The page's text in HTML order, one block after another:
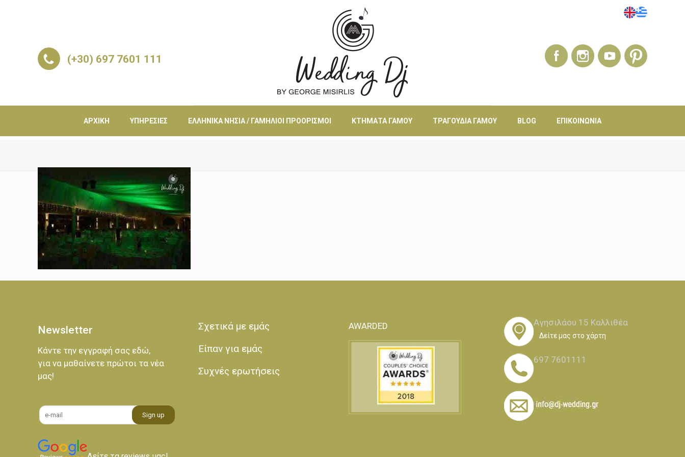
(+30) 697 7601 111
ΑΡΧΙΚΉ ΥΠΗΡΕΣΊΕΣ ΕΛΛΗΝΙΚΆ ΝΗΣΙΆ / ΓΑΜΉΛΙΟΙ ΠΡΟΟΡΙΣΜΟΊ ΚΤΉΜΑΤΑ ΓΆΜΟΥ ΤΡΑΓΟΎΔΙΑ ΓΆΜΟΥ BLOG ΕΠΙΚΟΙΝΩΝΊΑ
Newsletter
Κάντε την εγγραφή σας εδώ,
για να μαθαίνετε πρώτοι τα νέα
μας!
Σχετικά με εμάς
Είπαν για εμάς
Συχνές ερωτήσεις
AWARDED Αγησιλάου 15 Καλλιθέα
Δείτε μας στο χάρτη
697 7601111